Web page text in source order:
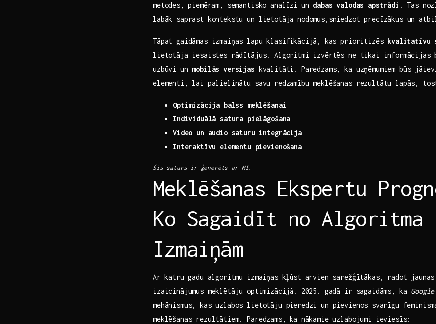
metodes,⁣ piemēram,‍ semantisko analīzi un dabas valodas apstrādi . Tas
labāk saprast kontekstu un lietotāja ‌nodomus,sniedzot precīzākus un
Tāpat gaidāmas izmaiņas lapu klasifikācijā,⁢ kas prioritizēs kvalitatīvu
lietotāja iesaistes rādītājus. Algoritmi izvērtēs ne tikai informācijas
uzbūvi un mobilās versijas ​kvalitāti. Paredzams, ka uzņēmumiem būs
elementi, lai palielinātu savu redzamību meklēšanas‌ rezultātu lapās,
Optimizācija‍ balss meklēšanai
Individuālā satura pielāgošana
Video un audio saturu integrācija
Interaktīvu elementu pievienošana
Šis saturs⁤ ir ģenerēts ar‍ MI.
Meklēšanas Ekspertu
Ko Sagaidīt no Algoritma
Izmaiņām
Ar ⁤katru gadu algoritmu izmaiņas kļūst arvien sarežģītākas, radot
izaicinājumus meklētāju ⁣optimizācijā. 2025. gadā ‍ir sagaidāms, ka​ Google
mehānismus, kas uzlabos lietotāju pieredzi un pievienos ⁤svarīgu
meklēšanas rezultātiem. Paredzams, ka⁤ nākamie uzlabojumi ieviesīs: